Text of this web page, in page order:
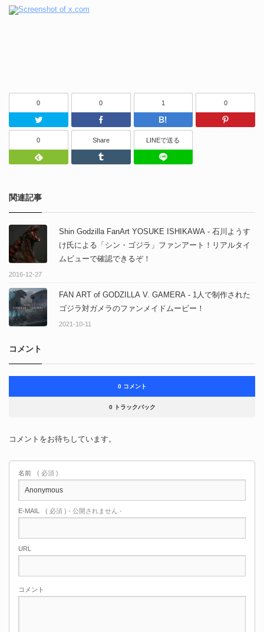
0
Twitter
0
Facebook
1
はてなブッ
0
0
Feedly
Share
Tumblr
LINEで送る
関連記事
Shin Godzilla FanArt YOSUKE ISHIKAWA - 石川ようす
け氏による「シン・ゴジラ」ファンアート！リアルタイ
ムビューで確認できるぞ！
2016-12-27
FAN ART of GODZILLA V. GAMERA - 1人で制作された
ゴジラ対ガメラのファンメイドムービー！
2021-10-11
コメント
0 コメント
0 トラックバック
コメントをお待ちしています。
名前 ( 必須 )
E-MAIL ( 必須 ) - 公開されません -
URL
コメント